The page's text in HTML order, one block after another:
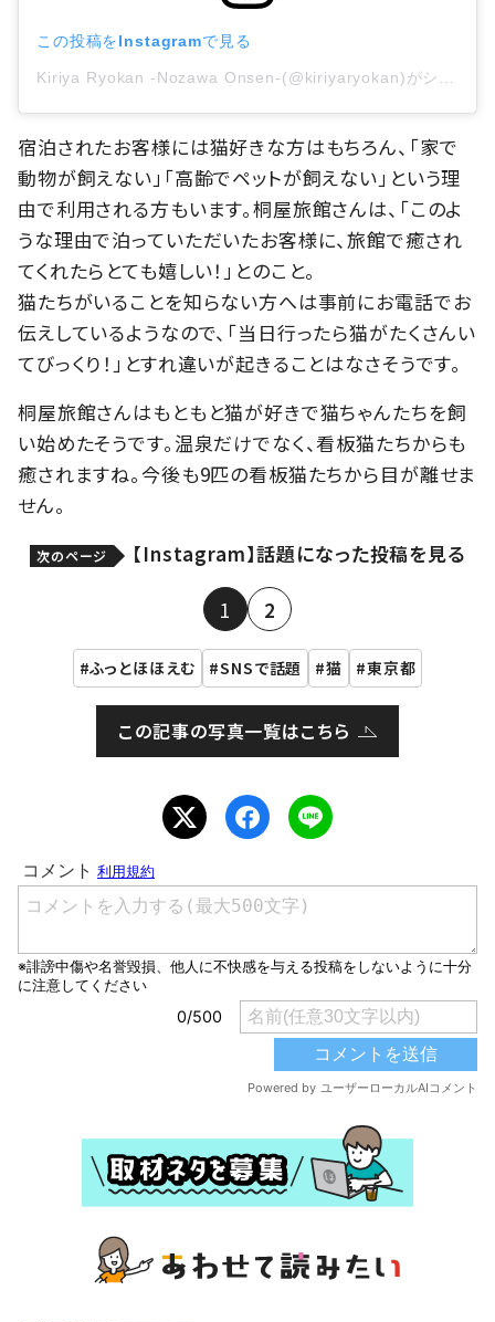
この投稿をInstagramで見る
Kiriya Ryokan -Nozawa Onsen-(@kiriyaryokan)がシェアした投稿
宿泊されたお客様には猫好きな方はもちろん、「家で
動物が飼えない」「高齢でペットが飼えない」という理
由で利用される方もいます。桐屋旅館さんは、「このよ
うな理由で泊っていただいたお客様に、旅館で癒され
てくれたらとても嬉しい！」とのこと。
猫たちがいることを知らない方へは事前にお電話でお
伝えしているようなので、「当日行ったら猫がたくさんい
てびっくり！」とすれ違いが起きることはなさそうです。
桐屋旅館さんはもともと猫が好きで猫ちゃんたちを飼
い始めたそうです。温泉だけでなく、看板猫たちからも
癒されますね。今後も9匹の看板猫たちから目が離せま
せん。
次のページ 【Instagram】話題になった投稿を見る
1 2
ふっとほほえむ SNSで話題 猫 東京都
この記事の写真一覧はこちら